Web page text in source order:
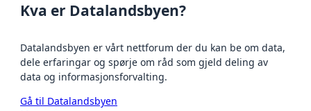
Kva er Datalandsbyen?
Datalandsbyen er vårt nettforum der du kan be om data,
dele erfaringar og spørje om råd som gjeld deling av
data og informasjonsforvalting.
Gå til Datalandsbyen